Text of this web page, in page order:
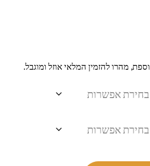
מהרו להזמין המלאי אוזל ומוגבל.